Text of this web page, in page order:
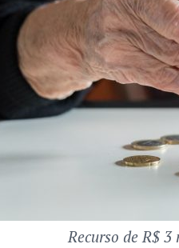
Recurso de R$